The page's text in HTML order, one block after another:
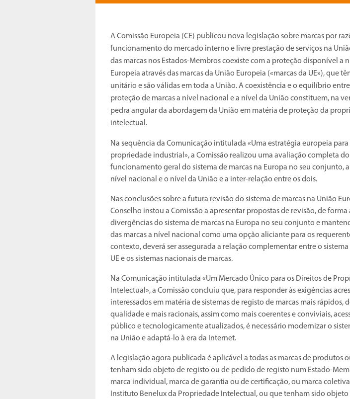
A Comissão Europeia (CE) publicou nova legislação sobre marcas por
funcionamento do mercado interno e livre prestação de serviços na
das marcas nos Estados-Membros coexiste com a proteção disponível a
Europeia através das marcas da União Europeia («marcas da UE»), que
unitário e são válidas em toda a União. A coexistência e o equilíbrio
proteção de marcas a nível nacional e a nível da União constituem, na
pedra angular da abordagem da União em matéria de proteção da
intelectual.
Na sequência da Comunicação intitulada «Uma estratégia europeia
propriedade industrial», a Comissão realizou uma avaliação completa do
funcionamento geral do sistema de marcas na Europa no seu conjunto,
nível nacional e o nível da União e a inter-relação entre os dois.
Nas conclusões sobre a futura revisão do sistema de marcas na União
Conselho instou a Comissão a apresentar propostas de revisão, de forma
divergências do sistema de marcas na Europa no seu conjunto e
das marcas a nível nacional como uma opção aliciante para os
contexto, deverá ser assegurada a relação complementar entre o sistema
UE e os sistemas nacionais de marcas.
Na Comunicação intitulada «Um Mercado Único para os Direitos de
Intelectual», a Comissão concluiu que, para responder às exigências
interessados em matéria de sistemas de registo de marcas mais rápidos,
qualidade e mais racionais, assim como mais coerentes e conviviais,
público e tecnologicamente atualizados, é necessário modernizar o
na União e adaptá-lo à era da Internet.
A legislação agora publicada é aplicável a todas as marcas de produtos
tenham sido objeto de registo ou de pedido de registo num Estado-
marca individual, marca de garantia ou de certificação, ou marca
Instituto Benelux da Propriedade Intelectual, ou que tenham sido